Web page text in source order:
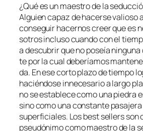
¿Qué es un maes­tro de la
Alguien ca­paz de ha­cer­se va­lio­so
con­se­guir ha­cer­nos creer que es
so­tros in­clu­so cuan­do con el
a des­cu­brir que no po­seía
te por la cual de­be­ría­mos
da. En ese cor­to pla­zo de tiem­po
ha­cién­do­se in­ne­ce­sa­rio a lar­go
no se es­ta­ble­ce co­mo una pie­dra
sino co­mo una cons­tan­te
su­per­fi­cia­les. Losbest se­llersson
pseu­dó­ni­mo co­mo maes­tro de la